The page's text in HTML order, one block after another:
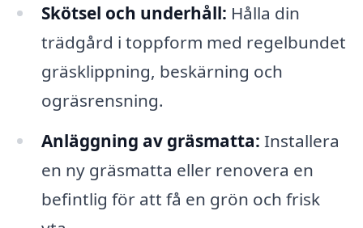
Skötsel och underhåll: Hålla din
trädgård i toppform med regelbundet
gräsklippning, beskärning och
ogräsrensning.
Anläggning av gräsmatta: Installera
en ny gräsmatta eller renovera en
befintlig för att få en grön och frisk